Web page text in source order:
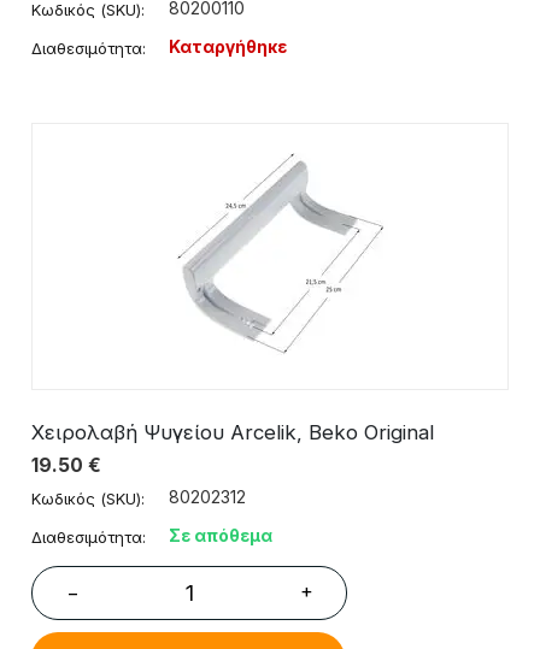
Κωδικός (SKU): 80200110
Διαθεσιμότητα: Καταργήθηκε
Χειρολαβή Ψυγείου Arcelik, Beko Original
19.50 €
Κωδικός (SKU): 80202312
Διαθεσιμότητα: Σε απόθεμα
− +